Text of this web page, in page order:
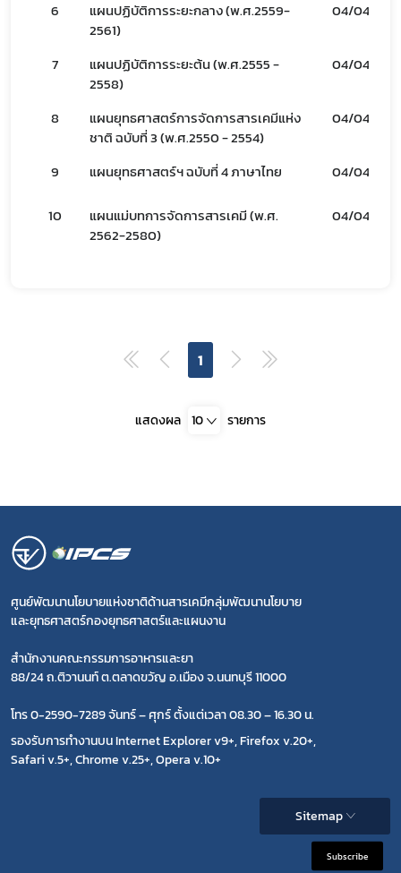
6
แผนปฏิบัติการระยะกลาง (พ.ศ.2559-
2561)
04/04/66
7
แผนปฏิบัติการระยะต้น (พ.ศ.2555 -
2558)
04/04/66
8
แผนยุทธศาสตร์การจัดการสารเคมีแห่ง
ชาติ ฉบับที่ 3 (พ.ศ.2550 - 2554)
04/04/66
9 แผนยุทธศาสตร์ฯ ฉบับที่ 4 ภาษาไทย 04/04/66
10
แผนแม่บทการจัดการสารเคมี (พ.ศ.
2562-2580)
04/04/66
1
แสดงผล 10 รายการ
ศูนย์พัฒนานโยบายแห่งชาติด้านสารเคมีกลุ่มพัฒนานโยบาย
และยุทธศาสตร์กองยุทธศาสตร์และแผนงาน
สำนักงานคณะกรรมการอาหารและยา
88/24 ถ.ติวานนท์ ต.ตลาดขวัญ อ.เมือง จ.นนทบุรี 11000
โทร 0-2590-7289 จันทร์ – ศุกร์ ตั้งแต่เวลา 08.30 – 16.30 น.
รองรับการทำงานบน Internet Explorer v9+, Firefox v.20+,
Safari v.5+, Chrome v.25+, Opera v.10+
Sitemap
Subscribe
covid